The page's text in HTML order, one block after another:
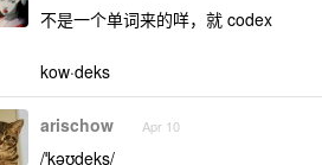
不是一个单词来的咩，就 codex
kow·deks
arischow Apr 10
/ˈkəʊdeks/